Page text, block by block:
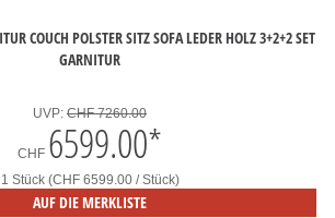
COUCH POLSTER SITZ SOFA LEDER HOLZ 3+2+2 SET
GARNITUR
UVP: CHF 7260.00
CHF 6599.00*
1 Stück (CHF 6599.00 / Stück)
AUF DIE MERKLISTE